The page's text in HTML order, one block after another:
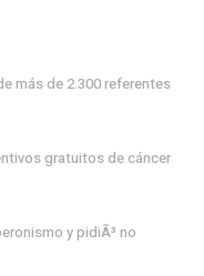
más de 2.300 referentes
gratuitos de cáncer
y pidiÃ³ no